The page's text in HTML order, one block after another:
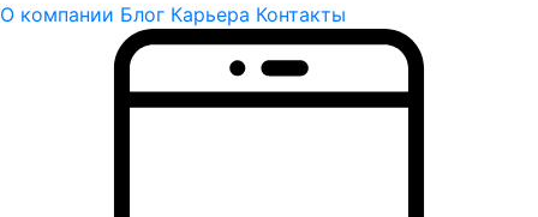
О компании Блог Карьера Контакты